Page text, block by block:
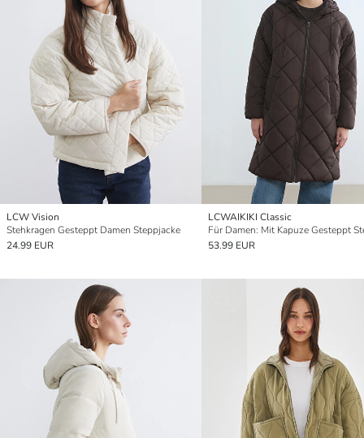
LCW Vision
Stehkragen Gesteppt Damen Steppjacke
24.99 EUR
LCWAIKIKI Classic
53.99 EUR